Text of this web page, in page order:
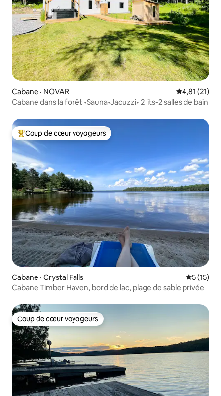
Cabane · NOVAR Note
4,81 (21)
Cabane dans la forêt •Sauna•Jacuzzi• 2 lits-2 salles de bain
Coup de cœur voyageurs parmi les plus aimés
Coup de cœur voyageurs
Cabane · Crystal Falls Note
5 (15)
Cabane Timber Haven, bord de lac, plage de sable privée
Coup de cœur voyageurs
Coup de cœur voyageurs